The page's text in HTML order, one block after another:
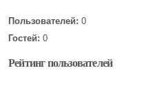
Пользователей: 0
Гостей: 0
Рейтинг пользователей